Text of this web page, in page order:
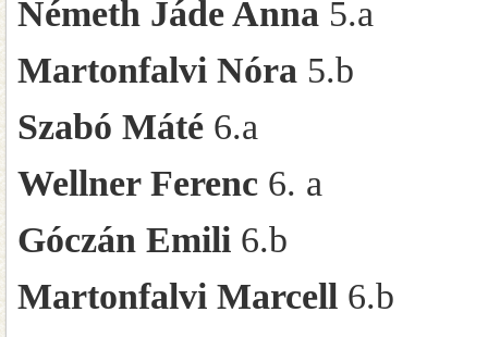
Németh Jáde Anna 5.a
Martonfalvi Nóra 5.b
Szabó Máté 6.a
Wellner Ferenc 6. a
Góczán Emili 6.b
Martonfalvi Marcell 6.b